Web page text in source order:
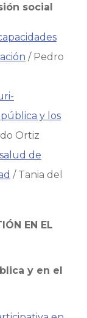
social
/ Pedro
y los
Ortiz
de
/ Tania del
EN EL
y en el